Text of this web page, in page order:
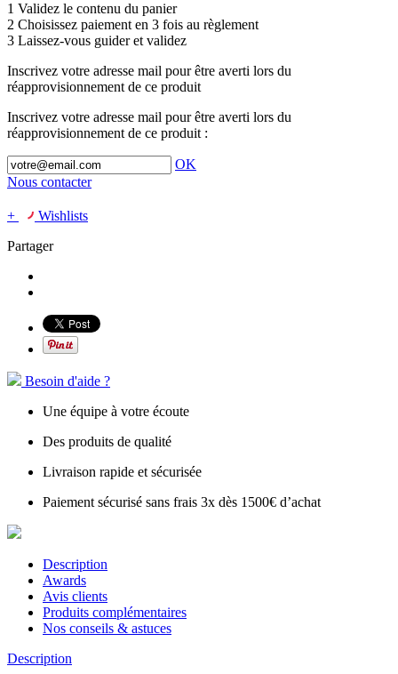
1 Validez le contenu du panier
2 Choisissez paiement en 3 fois au règlement
3 Laissez-vous guider et validez
Inscrivez votre adresse mail pour être averti lors du
réapprovisionnement de ce produit
Inscrivez votre adresse mail pour être averti lors du
réapprovisionnement de ce produit :
OK
Nous contacter
+
Wishlists
Partager
Besoin d'aide ?
Une équipe à votre écoute
Des produits de qualité
Livraison rapide et sécurisée
Paiement sécurisé sans frais 3x dès 1500€ d’achat
Description
Awards
Avis clients
Produits complémentaires
Nos conseils & astuces
Description